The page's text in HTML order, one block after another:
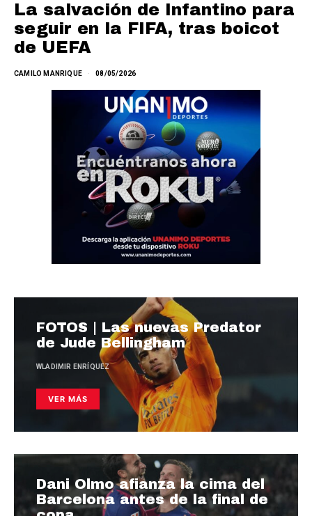
La salvación de Infantino para
seguir en la FIFA, tras boicot
de UEFA
CAMILO MANRIQUE 08/05/2026
FOTOS | Las nuevas Predator
de Jude Bellingham
WLADIMIR ENRÍQUEZ
VER MÁS
Dani Olmo afianza la cima del
Barcelona antes de la final de